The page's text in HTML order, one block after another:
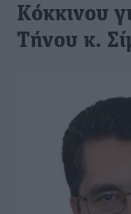
Κόκκινου
Τήνου κ.